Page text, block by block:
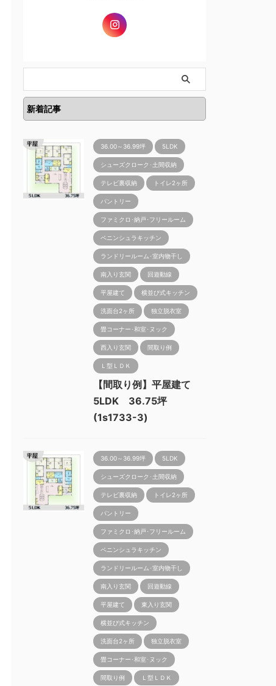
新着記事
36.00～36.99坪 5LDK
シューズクローク･土間収納
テレビ裏収納 トイレ2ヶ所
パントリー
ファミクロ･納戸･フリールーム
ペニンシュラキッチン
ランドリールーム･室内物干し
南入り玄関 回遊動線
平屋建て 横並び式キッチン
洗面台2ヶ所 独立脱衣室
畳コーナー･和室･ヌック
西入り玄関 間取り例
Ｌ型ＬＤＫ
【間取り例】平屋建て
5LDK 36.75坪
(1s1733-3)
36.00～36.99坪 5LDK
シューズクローク･土間収納
テレビ裏収納 トイレ2ヶ所
パントリー
ファミクロ･納戸･フリールーム
ペニンシュラキッチン
ランドリールーム･室内物干し
南入り玄関 回遊動線
平屋建て 東入り玄関
横並び式キッチン
洗面台2ヶ所 独立脱衣室
畳コーナー･和室･ヌック
間取り例 Ｌ型ＬＤＫ